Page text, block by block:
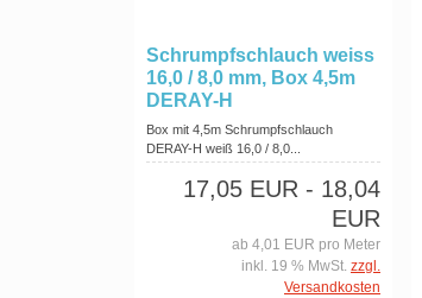
Schrumpfschlauch weiss
16,0 / 8,0 mm, Box 4,5m
DERAY-H
Box mit 4,5m Schrumpfschlauch
DERAY-H weiß 16,0 / 8,0...
17,05 EUR - 18,04
EUR
ab 4,01 EUR pro Meter
inkl. 19 % MwSt. zzgl.
Versandkosten